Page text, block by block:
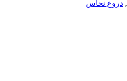
, دروع نحاس